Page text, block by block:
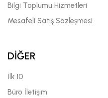
Bilgi Toplumu Hizmetleri
Mesafeli Satış Sözleşmesi
DİĞER
İlk 10
Büro İletişim